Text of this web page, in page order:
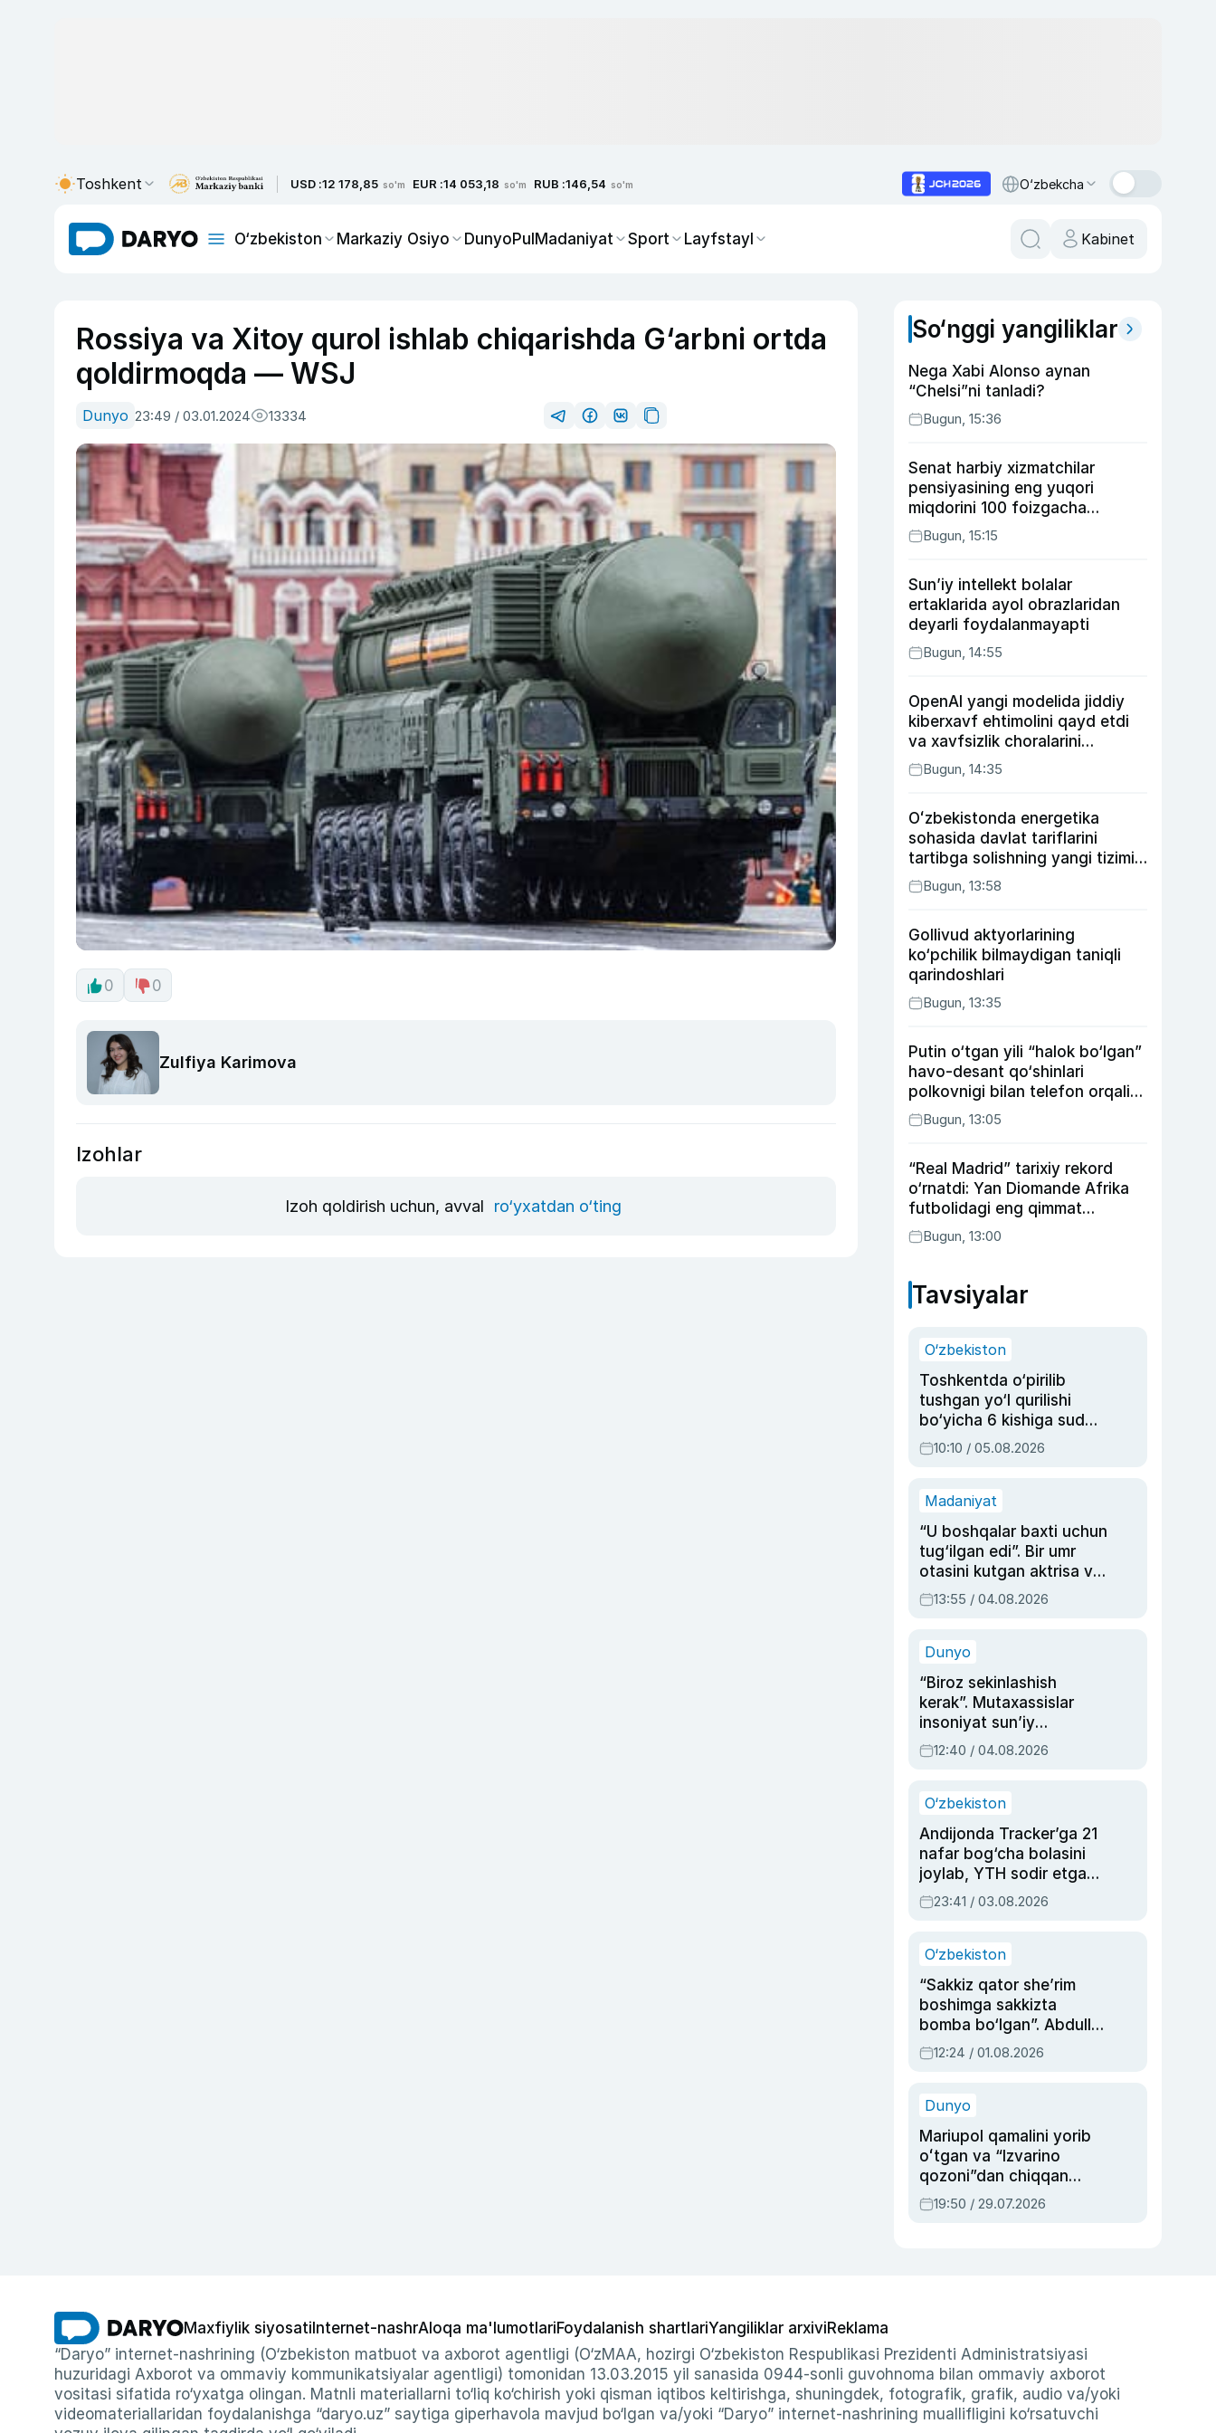
Toshkent USD :12 178,85 so'm EUR :14 053,18 so'm RUB :146,54 so'm O‘zbekcha
O‘zbekiston Markaziy Osiyo DunyoPulMadaniyat Sport Layfstayl Kabinet
Rossiya va Xitoy qurol ishlab chiqarishda G‘arbni ortda
qoldirmoqda — WSJ
Dunyo 23:49 / 03.01.2024 13334
0 0
Zulfiya Karimova
Izohlar
Izoh qoldirish uchun, avval ro‘yxatdan o‘ting
So‘nggi yangiliklar
Nega Xabi Alonso aynan
“Chelsi”ni tanladi?
Bugun, 15:36
Senat harbiy xizmatchilar
pensiyasining eng yuqori
miqdorini 100 foizgacha
oshirishni nazarda tutuvchi
qonunni ma’qulladi
Bugun, 15:15
Sun’iy intellekt bolalar
ertaklarida ayol obrazlaridan
deyarli foydalanmayapti
Bugun, 14:55
OpenAI yangi modelida jiddiy
kiberxavf ehtimolini qayd etdi
va xavfsizlik choralarini
kuchaytirdi
Bugun, 14:35
Oʻzbekistonda energetika
sohasida davlat tariflarini
tartibga solishning yangi tizimi
joriy etildi
Bugun, 13:58
Gollivud aktyorlarining
ko‘pchilik bilmaydigan taniqli
qarindoshlari
Bugun, 13:35
Putin o‘tgan yili “halok bo‘lgan”
havo-desant qo‘shinlari
polkovnigi bilan telefon orqali
suhbatlashdi
Bugun, 13:05
“Real Madrid” tarixiy rekord
o‘rnatdi: Yan Diomande Afrika
futbolidagi eng qimmat
transferga aylandi
Bugun, 13:00
Tavsiyalar
O‘zbekiston
Toshkentda o‘pirilib
tushgan yo‘l qurilishi
bo‘yicha 6 kishiga sud
hukmi o‘qildi
10:10 / 05.08.2026
Madaniyat
“U boshqalar baxti uchun
tug‘ilgan edi”. Bir umr
otasini kutgan aktrisa va
dublyaj ustasi Rimma
Ahmedovaning
13:55 / 04.08.2026
Dunyo
“Biroz sekinlashish
kerak”. Mutaxassislar
insoniyat sun’iy
intellektni boshqara
olmay qolishidan xavotir
12:40 / 04.08.2026
O‘zbekiston
Andijonda Tracker’ga 21
nafar bog‘cha bolasini
joylab, YTH sodir etgan
ayolga sud hukmi o‘qildi
23:41 / 03.08.2026
O‘zbekiston
“Sakkiz qator she’rim
boshimga sakkizta
bomba bo‘lgan”. Abdulla
Oripovni siyosiy
ayblovlardan asrab
12:24 / 01.08.2026
Dunyo
Mariupol qamalini yorib
oʻtgan va “Izvarino
qozoni”dan chiqqan
qahramon — Ukraina
armiyasi bosh
19:50 / 29.07.2026
Maxfiylik siyosati Internet-nashrAloqa ma'lumotlariFoydalanish shartlariYangiliklar arxiviReklama
“Daryo” internet-nashrining (O‘zbekiston matbuot va axborot agentligi (O‘zMAA, hozirgi O‘zbekiston Respublikasi Prezidenti Administratsiyasi
huzuridagi Axborot va ommaviy kommunikatsiyalar agentligi) tomonidan 13.03.2015 yil sanasida 0944-sonli guvohnoma bilan ommaviy axborot
vositasi sifatida ro‘yxatga olingan. Matnli materiallarni to‘liq ko‘chirish yoki qisman iqtibos keltirishga, shuningdek, fotografik, grafik, audio va/yoki
videomateriallaridan foydalanishga “daryo.uz” saytiga giperhavola mavjud bo‘lgan va/yoki “Daryo” internet-nashrining muallifligini ko‘rsatuvchi